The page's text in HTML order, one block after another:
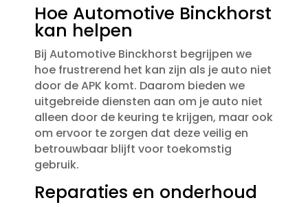
Hoe Automotive Binckhorst
kan helpen
Bij Automotive Binckhorst begrijpen we
hoe frustrerend het kan zijn als je auto niet
door de APK komt.​ Daarom bieden we
uitgebreide diensten aan om je auto niet
alleen door de keuring te krijgen, maar ook
om ervoor te zorgen dat deze veilig en
betrouwbaar blijft voor toekomstig
gebruik.​
Reparaties en onderhoud